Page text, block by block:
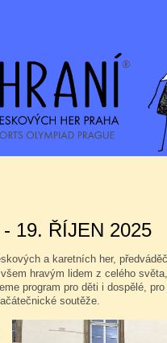
- 19. ŘÍJEN 2025
a karetních her,
hravým lidem z celého
program pro děti i dospělé,
soutěže.